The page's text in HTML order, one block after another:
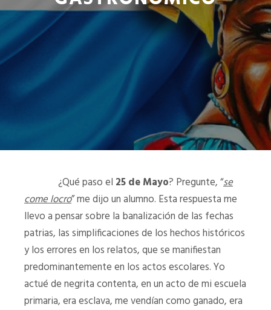
¿Qué paso el 25 de Mayo? Pregunte, “se
come locro” me dijo un alumno. Esta respuesta me
llevo a pensar sobre la banalización de las fechas
patrias, las simplificaciones de los hechos históricos
y los errores en los relatos, que se manifiestan
predominantemente en los actos escolares. Yo
actué de negrita contenta, en un acto de mi escuela
primaria, era esclava, me vendían como ganado, era